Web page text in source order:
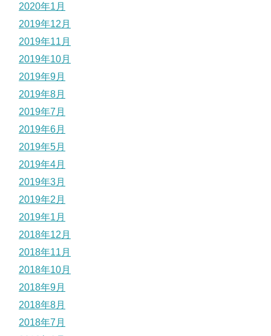
2020年1月
2019年12月
2019年11月
2019年10月
2019年9月
2019年8月
2019年7月
2019年6月
2019年5月
2019年4月
2019年3月
2019年2月
2019年1月
2018年12月
2018年11月
2018年10月
2018年9月
2018年8月
2018年7月